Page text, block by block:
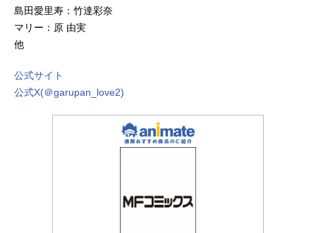
島田愛里寿：竹達彩奈
マリー：原 由実
他
公式サイト
公式X(＠garupan_love2)